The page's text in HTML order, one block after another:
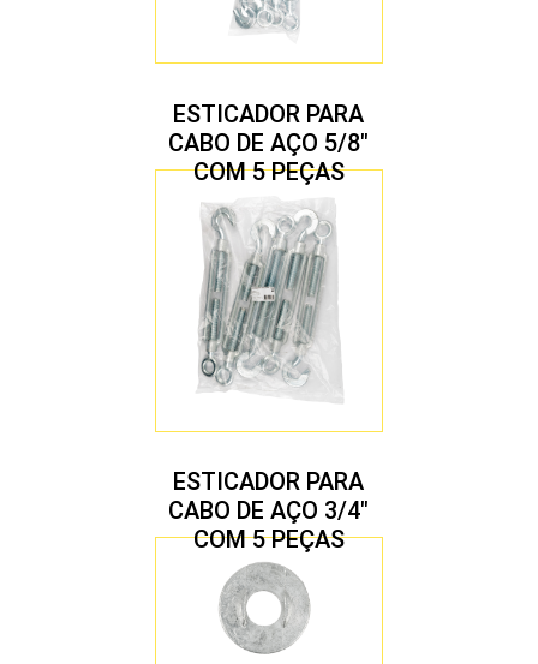
ESTICADOR PARA
CABO DE AÇO 5/8″
COM 5 PEÇAS
ESTICADOR PARA
CABO DE AÇO 3/4″
COM 5 PEÇAS